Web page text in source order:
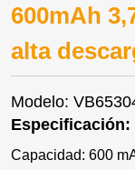
600mAh
alta
Modelo:
Especificación:
Capacidad: 600